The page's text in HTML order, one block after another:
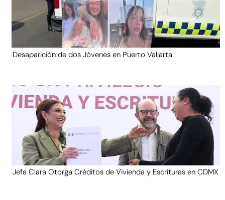
Desaparición de dos Jóvenes en Puerto Vallarta
Jefa Clara Otorga Créditos de Vivienda y Escrituras en CDMX